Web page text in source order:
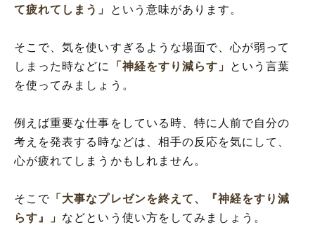
て疲れてしまう」
という意味があります。
そこで、気を使いすぎるような場面で、心が弱って
しまった時などに
「神経をすり減らす」
という言葉
を使ってみましょう。
例えば重要な仕事をしている時、特に人前で自分の
考えを発表する時などは、相手の反応を気にして、
心が疲れてしまうかもしれません。
そこで 「大事なプレゼンを終えて、『神経をすり減
らす』」 などという使い方をしてみましょう。